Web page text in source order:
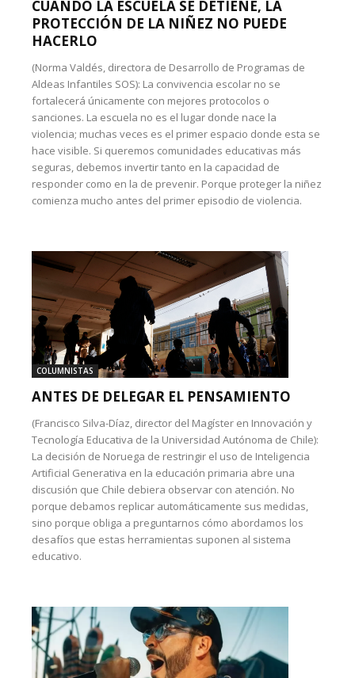
CUANDO LA ESCUELA SE DETIENE, LA
PROTECCIÓN DE LA NIÑEZ NO PUEDE
HACERLO
(Norma Valdés, directora de Desarrollo de Programas de
Aldeas Infantiles SOS): La convivencia escolar no se
fortalecerá únicamente con mejores protocolos o
sanciones. La escuela no es el lugar donde nace la
violencia; muchas veces es el primer espacio donde esta se
hace visible. Si queremos comunidades educativas más
seguras, debemos invertir tanto en la capacidad de
responder como en la de prevenir. Porque proteger la niñez
comienza mucho antes del primer episodio de violencia.
COLUMNISTAS
ANTES DE DELEGAR EL PENSAMIENTO
(Francisco Silva-Díaz, director del Magíster en Innovación y
Tecnología Educativa de la Universidad Autónoma de Chile):
La decisión de Noruega de restringir el uso de Inteligencia
Artificial Generativa en la educación primaria abre una
discusión que Chile debiera observar con atención. No
porque debamos replicar automáticamente sus medidas,
sino porque obliga a preguntarnos cómo abordamos los
desafíos que estas herramientas suponen al sistema
educativo.